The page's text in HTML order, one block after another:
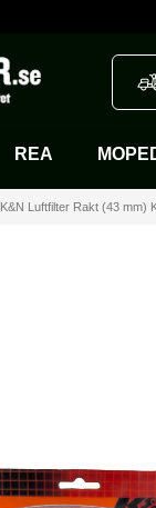
REA
K&N Luftfilter Rakt (43 mm)